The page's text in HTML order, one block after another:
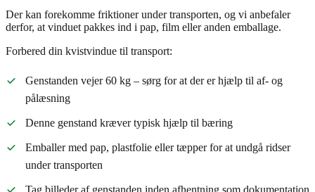
Der kan forekomme friktioner under transporten, og vi anbefaler
derfor, at vinduet pakkes ind i pap, film eller anden emballage.
Forbered din kvistvindue til transport:
Genstanden vejer 60 kg – sørg for at der er hjælp til af- og
pålæsning
Denne genstand kræver typisk hjælp til bæring
Emballer med pap, plastfolie eller tæpper for at undgå ridser
under transporten